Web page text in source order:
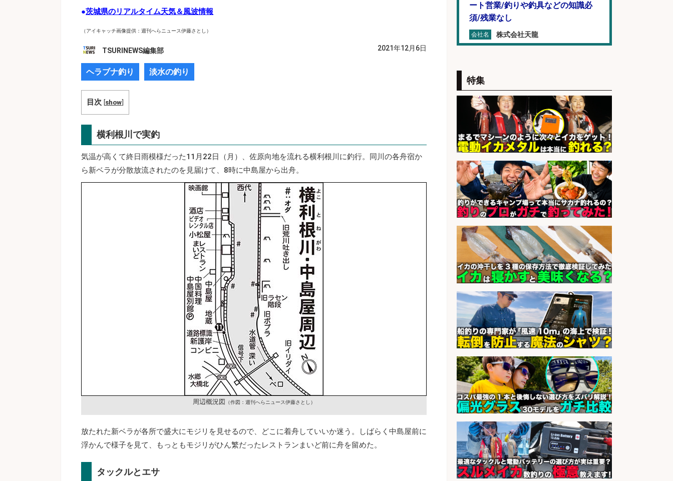
●茨城県のリアルタイム天気＆風波情報
（アイキャッチ画像提供：週刊へらニュース伊藤さとし）
TSURINEWS編集部 2021年12月6日
ヘラブナ釣り 淡水の釣り
目次 [show]
横利根川で実釣
気温が高くて終日雨模様だった11月22日（月）、佐原向地を流れる横利根川に釣行。同川の各舟宿か
ら新ベラが分散放流されたのを見届けて、8時に中島屋から出舟。
周辺概況図 （作図：週刊へらニュース伊藤さとし）
放たれた新ベラが各所で盛大にモジリを見せるので、どこに着舟していいか迷う。しばらく中島屋前に
浮かんで様子を見て、もっともモジリがひん繁だったレストランまいど前に舟を留めた。
タックルとエサ
ート営業/釣りや釣具などの知識必
須/残業なし
会社名 株式会社天龍
釣り具メーカーでの釣り竿の販売促
進業務
会社名 株式会社天龍
sponsored by 求人ボックス
宮崎/魚や漁業に関わる現場・事務
会社名 宮崎県漁業協同組合連合会
sponsored by 求人ボックス
レジ打ち/日払いOK/おさかなの三枚
おろし/新潟県/小千谷市
会社名 株式会社G&G
sponsored by 求人ボックス
釣り具メーカーでの釣り竿の設計開
発業務
会社名 株式会社天龍
sponsored by 求人ボックス
営業事務/「大津市」「時給1,300
円」小野駅徒歩6分/釣り具メーカー
の物流事務・営業アシスタント/残
業なし×土日祝休み×大型連休あり/
滋賀県/大津市
会社名 株式会社ホットスタッフ滋賀
sponsored by 求人ボックス
精肉・青果・鮮魚販売/「志布志
市」お魚のカットや商品の陳列業
特集